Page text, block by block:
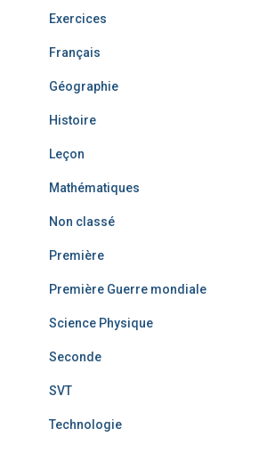
Exercices
Français
Géographie
Histoire
Leçon
Mathématiques
Non classé
Première
Première Guerre mondiale
Science Physique
Seconde
SVT
Technologie